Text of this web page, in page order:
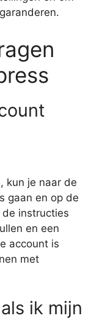
kun je naar de
gaan en op de
de instructies
en een
account is
met
ik mijn